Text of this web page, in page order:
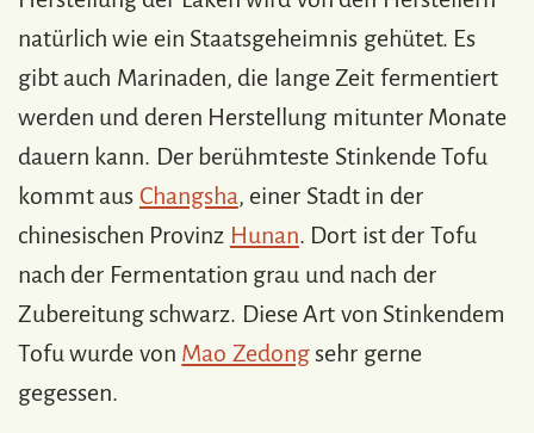
natürlich wie ein Staatsgeheimnis gehütet. Es
gibt auch Marinaden, die lange Zeit fermentiert
werden und deren Herstellung mitunter Monate
dauern kann. Der berühmteste Stinkende Tofu
kommt aus Changsha, einer Stadt in der
chinesischen Provinz Hunan. Dort ist der Tofu
nach der Fermentation grau und nach der
Zubereitung schwarz. Diese Art von Stinkendem
Tofu wurde von Mao Zedongsehr gerne
gegessen.